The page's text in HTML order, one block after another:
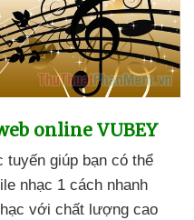
online VUBEY
giúp bạn có thể
nhạc 1 cách nhanh
với chất lượng cao